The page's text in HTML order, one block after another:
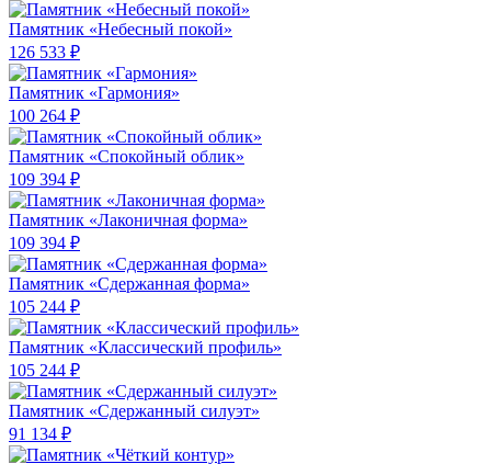
Памятник «Небесный покой»
126 533 ₽
Памятник «Гармония»
100 264 ₽
Памятник «Спокойный облик»
109 394 ₽
Памятник «Лаконичная форма»
109 394 ₽
Памятник «Сдержанная форма»
105 244 ₽
Памятник «Классический профиль»
105 244 ₽
Памятник «Сдержанный силуэт»
91 134 ₽